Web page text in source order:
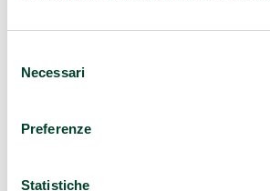
delNecessari
Preferenze
Statistiche
l’isolamento sociale. I luoghi di
attivazione comunitaria,
alle loro famiglie. L’obiettivo
realizza attraverso due